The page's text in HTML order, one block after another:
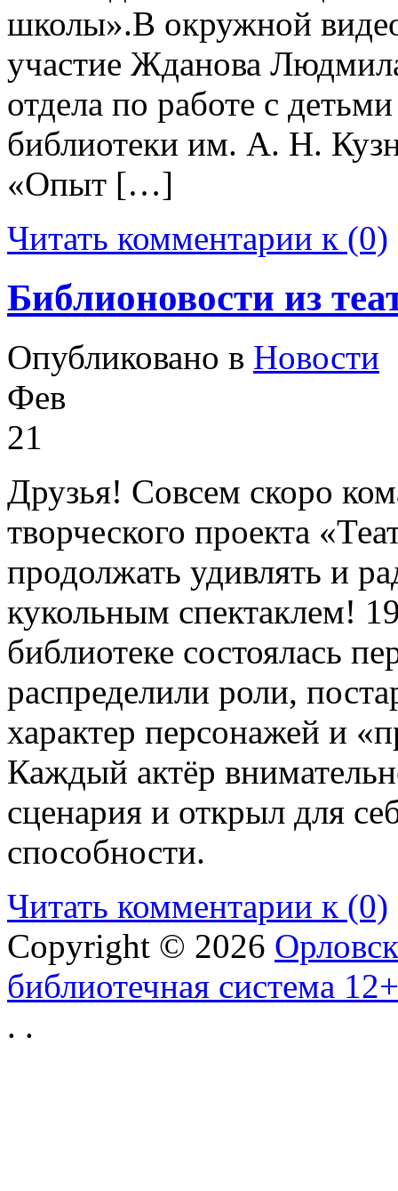
школы».В окружной
участие Жданова
отдела по работе с
библиотеки им. А. Н.
«Опыт […]
Читать комментарии к (0)
Библионовости из
Опубликовано в Новости
Фев
21
Друзья! Совсем скоро
творческого проекта
продолжать удивлять и
кукольным спектаклем!
библиотеке состоялась
распределили роли,
характер персонажей и
Каждый актёр
сценария и открыл для
способности.
Читать комментарии к (0)
Copyright © 2026
библиотечная система 12+
. .